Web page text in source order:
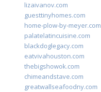
lizaivanov.com
guesttinyhomes.com
home-plow-by-meyer.com
palatelatincuisine.com
blackdoglegacy.com
eatvivahouston.com
thebigshowok.com
chimeandstave.com
greatwallseafoodny.com